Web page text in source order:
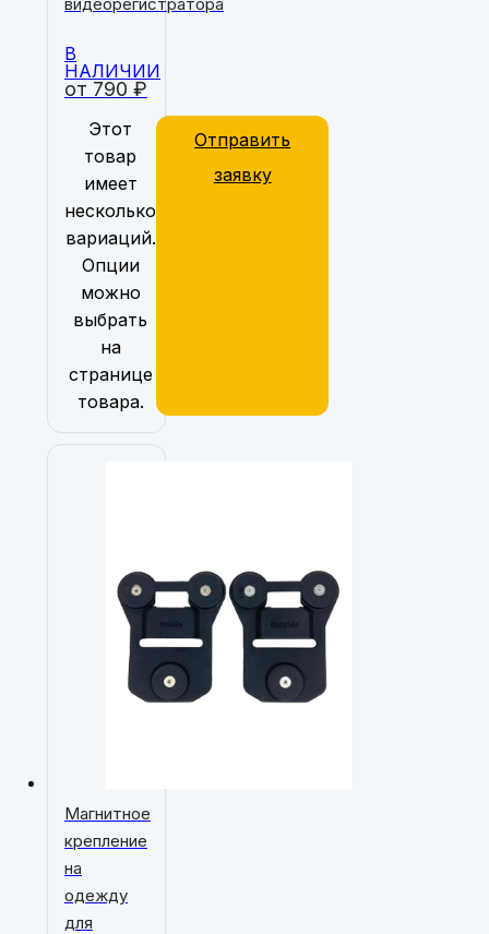
от 790 ₽
В
НАЛИЧИИ
Этот
товар
имеет
несколько
вариаций.
Опции
можно
выбрать
на
странице
товара.
Отправить
заявку
Магнитное
крепление
на
одежду
для